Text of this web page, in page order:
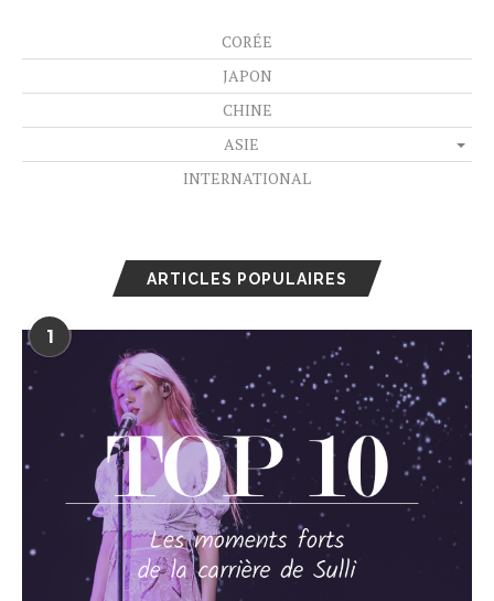
CORÉE
JAPON
CHINE
ASIE
INTERNATIONAL
ARTICLES POPULAIRES
1